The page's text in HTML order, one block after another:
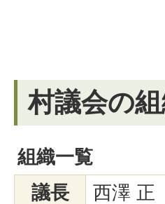
村議会の
組織一覧
議長
西澤 正